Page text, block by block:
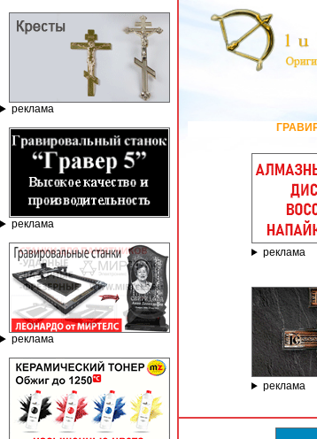
реклама
реклама
реклама
ГРАВИРОВАЛЬНЫЕ
реклама
реклама